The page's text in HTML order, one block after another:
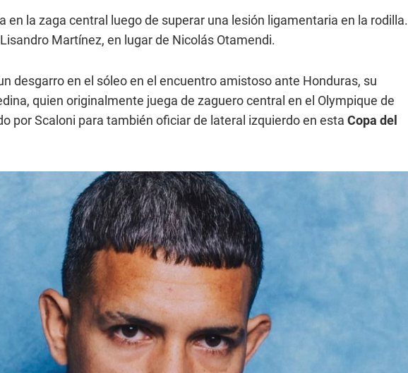
en la zaga central luego de superar una lesión ligamentaria en la rodilla.
Martínez, en lugar de Nicolás Otamendi.
desgarro en el sóleo en el encuentro amistoso ante Honduras, su
quien originalmente juega de zaguero central en el Olympique de
por Scaloni para también oficiar de lateral izquierdo en esta Copa del